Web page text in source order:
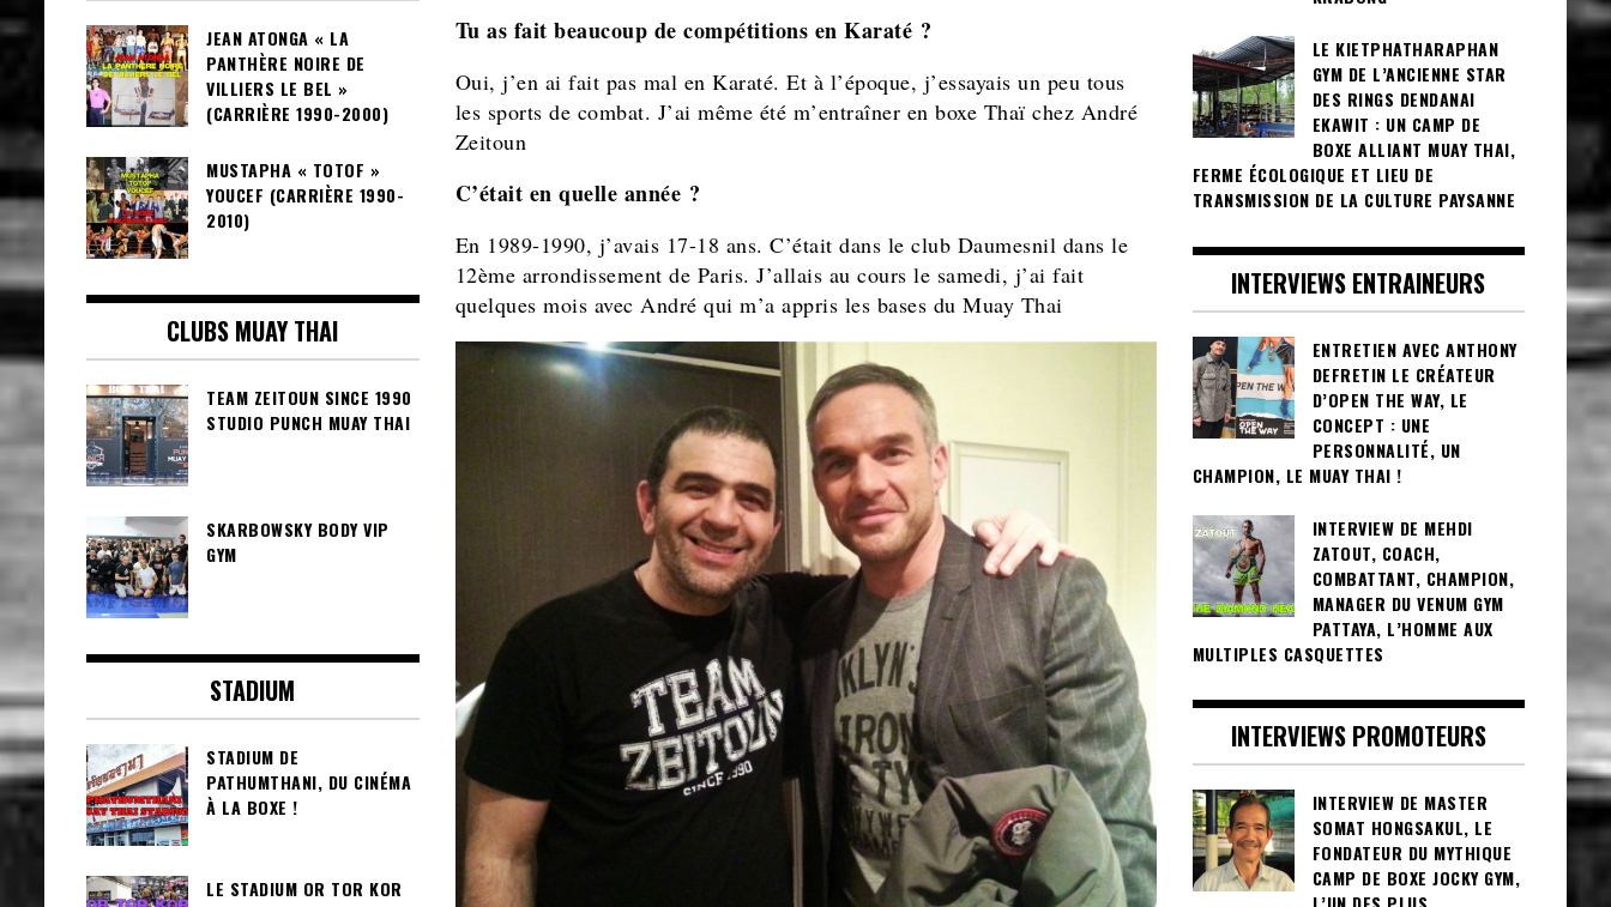
Tu as fait beaucoup de compétitions en Karaté ?
Oui, j’en ai fait pas mal en Karaté. Et à l’époque, j’essayais un peu tous
les sports de combat. J’ai même été m’entraîner en boxe Thaï chez André
Zeitoun
C’était en quelle année ?
En 1989-1990, j’avais 17-18 ans. C’était dans le club Daumesnil dans le
12ème arrondissement de Paris. J’allais au cours le samedi, j’ai fait
quelques mois avec André qui m’a appris les bases du Muay Thai
JEAN ATONGA « LA
PANTHÈRE NOIRE DE
VILLIERS LE BEL »
(CARRIÈRE 1990-2000)
MUSTAPHA « TOTOF »
YOUCEF (CARRIÈRE 1990-
2010)
CLUBS MUAY THAI
TEAM ZEITOUN SINCE 1990
STUDIO PUNCH MUAY THAI
SKARBOWSKY BODY VIP
GYM
STADIUM
STADIUM DE
PATHUMTHANI, DU CINÉMA
À LA BOXE !
LE STADIUM OR TOR KOR
LE KIETPHATHARAPHAN
GYM DE L’ANCIENNE STAR
DES RINGS DENDANAI
EKAWIT : UN CAMP DE
BOXE ALLIANT MUAY THAI,
FERME ÉCOLOGIQUE ET LIEU DE
TRANSMISSION DE LA CULTURE PAYSANNE
INTERVIEWS ENTRAINEURS
ENTRETIEN AVEC ANTHONY
DEFRETIN LE CRÉATEUR
D’OPEN THE WAY, LE
CONCEPT : UNE
PERSONNALITÉ, UN
CHAMPION, LE MUAY THAI !
INTERVIEW DE MEHDI
ZATOUT, COACH,
COMBATTANT, CHAMPION,
MANAGER DU VENUM GYM
PATTAYA, L’HOMME AUX
MULTIPLES CASQUETTES
INTERVIEWS PROMOTEURS
INTERVIEW DE MASTER
SOMAT HONGSAKUL, LE
FONDATEUR DU MYTHIQUE
CAMP DE BOXE JOCKY GYM,